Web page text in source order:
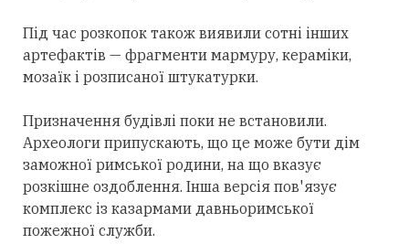
Під час розкопок також виявили сотні інших
артефактів — фрагменти мармуру, кераміки,
мозаїк і розписаної штукатурки.
Призначення будівлі поки не встановили.
Археологи припускають, що це може бути дім
заможної римської родини, на що вказує
розкішне оздоблення. Інша версія пов'язує
комплекс із казармами давньоримської
пожежної служби.